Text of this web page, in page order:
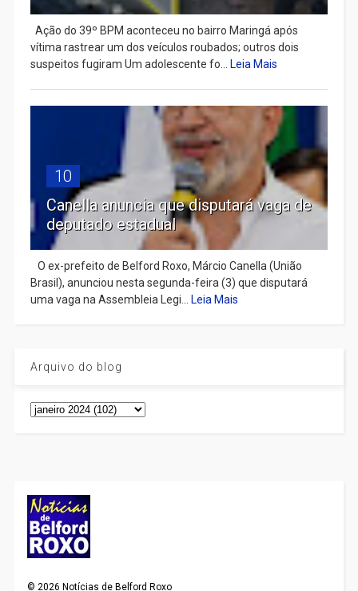
Ação do 39º BPM aconteceu no bairro Maringá após
vítima rastrear um dos veículos roubados; outros dois
suspeitos fugiram Um adolescente fo... Leia Mais
10
Canella anuncia que disputará vaga de
deputado estadual
​ O ex-prefeito de Belford Roxo, Márcio Canella (União
Brasil), anunciou nesta segunda-feira (3) que disputará
uma vaga na Assembleia Legi... Leia Mais
Arquivo do blog
© 2026 Notícias de Belford Roxo